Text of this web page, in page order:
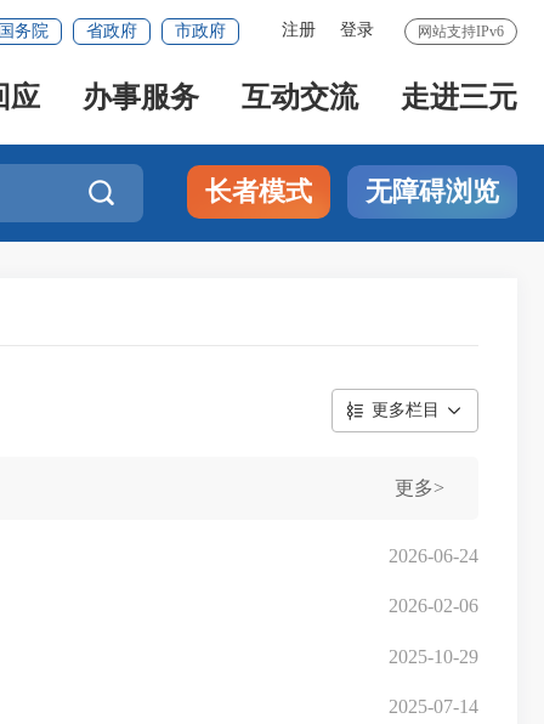
网站支持IPv6
注册 登录
务院 省政府 市政府
应 办事服务 互动交流 走进三元
 长者模式 无障碍浏览
更多栏目
更多>
2026-06-24
2026-02-06
2025-10-29
2025-07-14